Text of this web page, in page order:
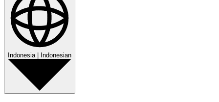
Indonesia| Indonesian